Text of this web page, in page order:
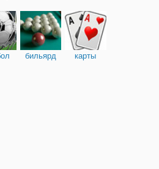
бильярд карты